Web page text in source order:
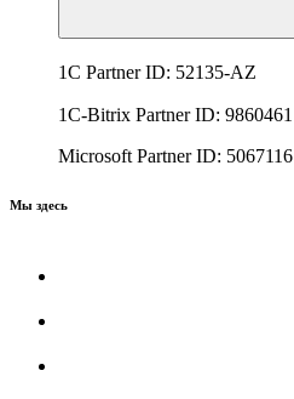
1C Partner ID: 52135-AZ
1C-Bitrix Partner ID: 9860461
Microsoft Partner ID: 5067116
Мы здесь